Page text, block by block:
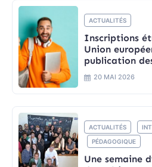
ACTUALITÉS
Inscriptions
Union
publication
20 MAI 2026
ACTUALITÉS
PÉDAGOGIQUE
Une semaine